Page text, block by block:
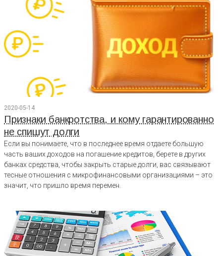
2020-05-14
Признаки банкротства, и кому гарантированно
не спишут долги
Если вы понимаете, что в последнее время отдаете большую
часть ваших доходов на погашение кредитов, берете в других
банках средства, чтобы закрыть старые долги, вас связывают
тесные отношения с микрофинансовыми организациями – это
значит, что пришло время перемен.